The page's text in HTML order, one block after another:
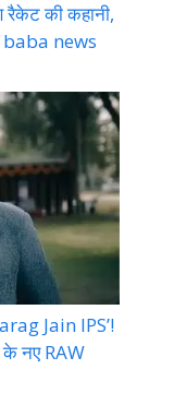
रैकेट की कहानी,
baba news
Jain IPS’!
के नए RAW